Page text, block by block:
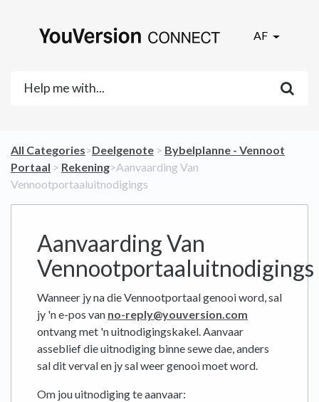
AF
All Categories​>​​Deelgenote ​ > ​ ​Bybelplanne - Vennoot
Portaal ​ > ​ ​Rekening​>​ Aanvaarding Van
Vennootportaaluitnodigings
Aanvaarding Van
Vennootportaaluitnodigings
Wanneer jy na die Vennootportaal genooi word, sal
jy 'n e-pos van no-reply@youversion.com
ontvang met 'n uitnodigingskakel. Aanvaar
asseblief die uitnodiging binne sewe dae, anders
sal dit verval en jy sal weer genooi moet word.
Om jou uitnodiging te aanvaar: